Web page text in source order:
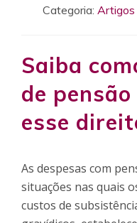
Categoria: Artigos
Saiba
de
esse
As despesas com
situações nas quais
custos de